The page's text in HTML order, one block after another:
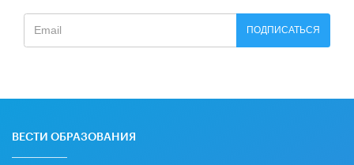
ПОДПИСАТЬСЯ
ВЕСТИ ОБРАЗОВАНИЯ